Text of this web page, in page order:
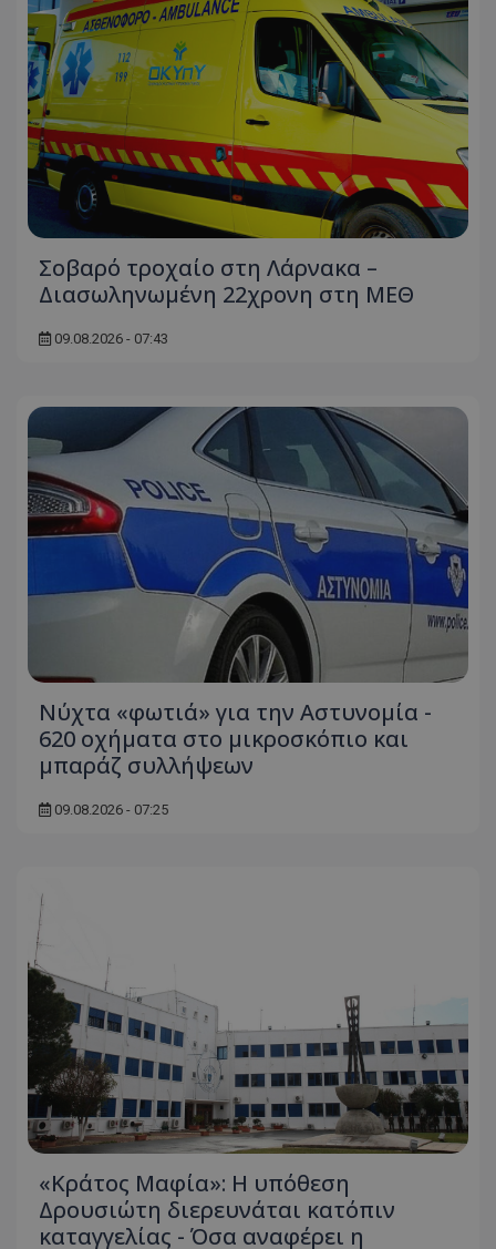
Σοβαρό τροχαίο στη Λάρνακα –
Διασωληνωμένη 22χρονη στη ΜΕΘ
09.08.2026 - 07:43
Νύχτα «φωτιά» για την Αστυνομία -
620 οχήματα στο μικροσκόπιο και
μπαράζ συλλήψεων
09.08.2026 - 07:25
«Κράτος Μαφία»: Η υπόθεση
Δρουσιώτη διερευνάται κατόπιν
καταγγελίας - Όσα αναφέρει η